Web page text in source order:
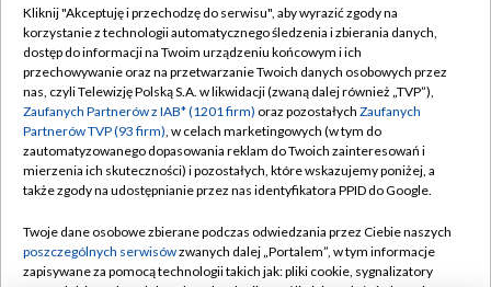
TVP
Abonament TVP
Emisja w TVP
Centrum informacji TVP
Naziemna Telewizja Cyfrowa
Rada Programowa
Regulamin TVP
Polityka prywatności
Moje zgody
Pomoc
Kontakt
Kliknij "Akceptuję i przechodzę do serwisu", aby wyrazić zgody na
korzystanie z technologii automatycznego śledzenia i zbierania danych,
dostęp do informacji na Twoim urządzeniu końcowym i ich
przechowywanie oraz na przetwarzanie Twoich danych osobowych przez
nas, czyli Telewizję Polską S.A. w likwidacji (zwaną dalej również „TVP”),
Zaufanych Partnerów z IAB* (1201 firm) oraz pozostałych Zaufanych
Partnerów TVP (93 firm), w celach marketingowych (w tym do
zautomatyzowanego dopasowania reklam do Twoich zainteresowań i
mierzenia ich skuteczności) i pozostałych, które wskazujemy poniżej, a
także zgody na udostępnianie przez nas identyfikatora PPID do Google.
Twoje dane osobowe zbierane podczas odwiedzania przez Ciebie naszych
poszczególnych serwisówzwanych dalej „Portalem”, w tym informacje
zapisywane za pomocą technologii takich jak: pliki cookie, sygnalizatory